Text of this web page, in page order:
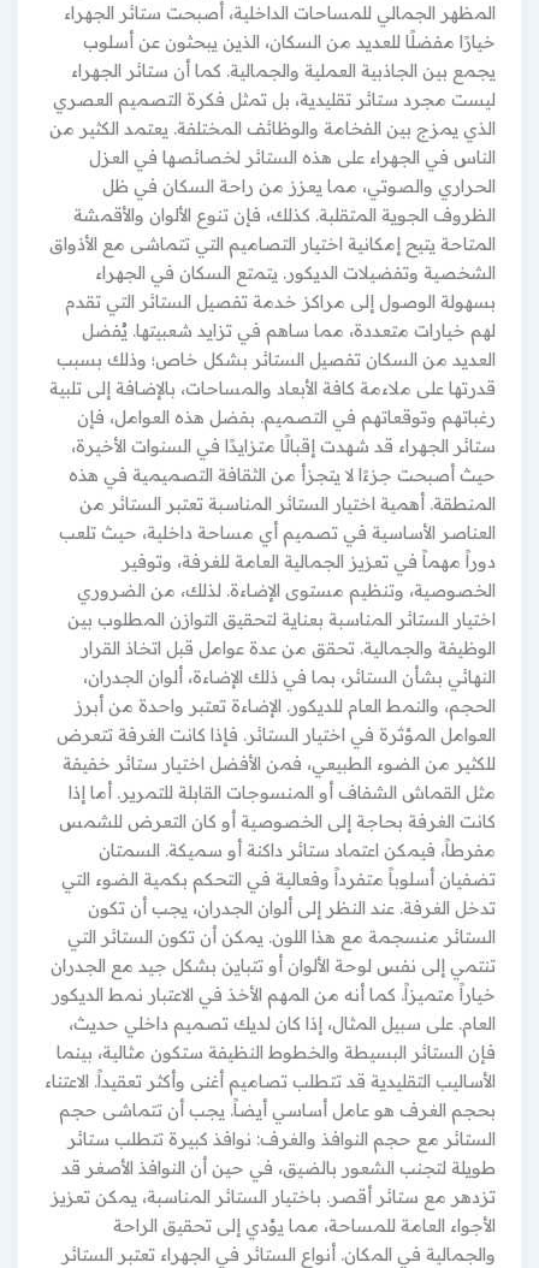
المظهر الجمالي للمساحات الداخلية، أصبحت ستائر الجهراء
خيارًا مفضلًا للعديد من السكان، الذين يبحثون عن أسلوب
يجمع بين الجاذبية العملية والجمالية. كما أن ستائر الجهراء
ليست مجرد ستائر تقليدية، بل تمثل فكرة التصميم العصري
الذي يمزج بين الفخامة والوظائف المختلفة. يعتمد الكثير من
الناس في الجهراء على هذه الستائر لخصائصها في العزل
الحراري والصوتي، مما يعزز من راحة السكان في ظل
الظروف الجوية المتقلبة. كذلك، فإن تنوع الألوان والأقمشة
المتاحة يتيح إمكانية اختيار التصاميم التي تتماشى مع الأذواق
الشخصية وتفضيلات الديكور. يتمتع السكان في الجهراء
بسهولة الوصول إلى مراكز خدمة تفصيل الستائر التي تقدم
لهم خيارات متعددة، مما ساهم في تزايد شعبيتها. يُفضل
العديد من السكان تفصيل الستائر بشكل خاص؛ وذلك بسبب
قدرتها على ملاءمة كافة الأبعاد والمساحات، بالإضافة إلى تلبية
رغباتهم وتوقعاتهم في التصميم. بفضل هذه العوامل، فإن
ستائر الجهراء قد شهدت إقبالًا متزايدًا في السنوات الأخيرة،
حيث أصبحت جزءًا لا يتجزأ من الثقافة التصميمية في هذه
المنطقة. أهمية اختيار الستائر المناسبة تعتبر الستائر من
العناصر الأساسية في تصميم أي مساحة داخلية، حيث تلعب
دوراً مهماً في تعزيز الجمالية العامة للغرفة، وتوفير
الخصوصية، وتنظيم مستوى الإضاءة. لذلك، من الضروري
اختيار الستائر المناسبة بعناية لتحقيق التوازن المطلوب بين
الوظيفة والجمالية. تحقق من عدة عوامل قبل اتخاذ القرار
النهائي بشأن الستائر، بما في ذلك الإضاءة، ألوان الجدران،
الحجم، والنمط العام للديكور. الإضاءة تعتبر واحدة من أبرز
العوامل المؤثرة في اختيار الستائر. فإذا كانت الغرفة تتعرض
للكثير من الضوء الطبيعي، فمن الأفضل اختيار ستائر خفيفة
مثل القماش الشفاف أو المنسوجات القابلة للتمرير. أما إذا
كانت الغرفة بحاجة إلى الخصوصية أو كان التعرض للشمس
مفرطاً، فيمكن اعتماد ستائر داكنة أو سميكة. السمتان
تضفيان أسلوباً متفرداً وفعالية في التحكم بكمية الضوء التي
تدخل الغرفة. عند النظر إلى ألوان الجدران، يجب أن تكون
الستائر منسجمة مع هذا اللون. يمكن أن تكون الستائر التي
تنتمي إلى نفس لوحة الألوان أو تتباين بشكل جيد مع الجدران
خياراً متميزاً. كما أنه من المهم الأخذ في الاعتبار نمط الديكور
العام. على سبيل المثال، إذا كان لديك تصميم داخلي حديث،
فإن الستائر البسيطة والخطوط النظيفة ستكون مثالية، بينما
الأساليب التقليدية قد تتطلب تصاميم أغنى وأكثر تعقيداً. الاعتناء
بحجم الغرف هو عامل أساسي أيضاً. يجب أن تتماشى حجم
الستائر مع حجم النوافذ والغرف: نوافذ كبيرة تتطلب ستائر
طويلة لتجنب الشعور بالضيق، في حين أن النوافذ الأصغر قد
تزدهر مع ستائر أقصر. باختيار الستائر المناسبة، يمكن تعزيز
الأجواء العامة للمساحة، مما يؤدي إلى تحقيق الراحة
والجمالية في المكان. أنواع الستائر في الجهراء تعتبر الستائر